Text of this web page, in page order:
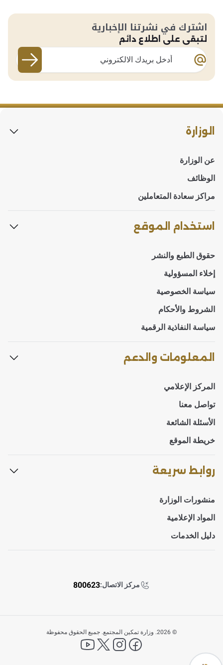
اشترك في نشرتنا الإخبارية
لتبقى على اطلاع دائم
اشترك
الأسئلة الأكثر
الوزارة
عن الوزارة
الوظائف
مراكز سعادة المتعاملين
استخدام الموقع
حقوق الطبع والنشر
إخلاء المسؤولية
سياسة الخصوصية
الشروط والأحكام
سياسة النفاذية الرقمية
المعلومات والدعم
المركز الإعلامي
تواصل معنا
الأسئلة الشائعة
خريطة الموقع
روابط سريعة
منشورات الوزارة
المواد الإعلامية
دليل الخدمات
مركز الاتصال:800623
© 2026. وزارة تمكين المجتمع. جميع الحقوق محفوظة
facebook
instagram
X Platform